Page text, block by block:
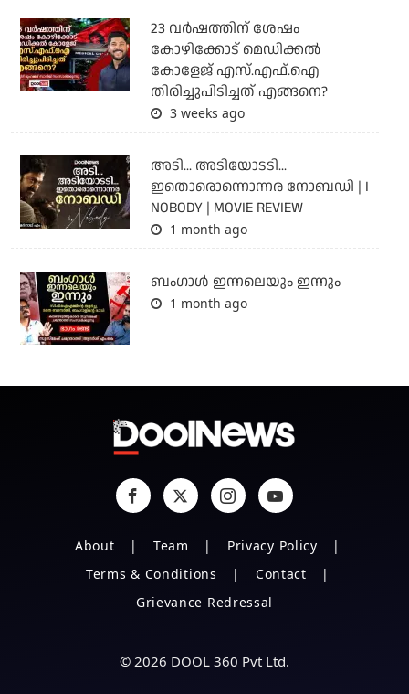
23 വർഷത്തിന് ശേഷം
കോഴിക്കോട് മെഡിക്കൽ
കോളേജ് എസ്.എഫ്.ഐ
തിരിച്ചുപിടിച്ചത് എങ്ങനെ?
3 weeks ago
അടി... അടിയോടടി...
ഇതൊരൊന്നൊന്നര നോബഡി | I
NOBODY | MOVIE REVIEW
1 month ago
ബംഗാള്‍ ഇന്നലെയും ഇന്നും
1 month ago
About Team
Privacy Policy
Terms & Conditions
Contact
Grievance Redressal
© 2026 DOOL 360 Pvt Ltd.